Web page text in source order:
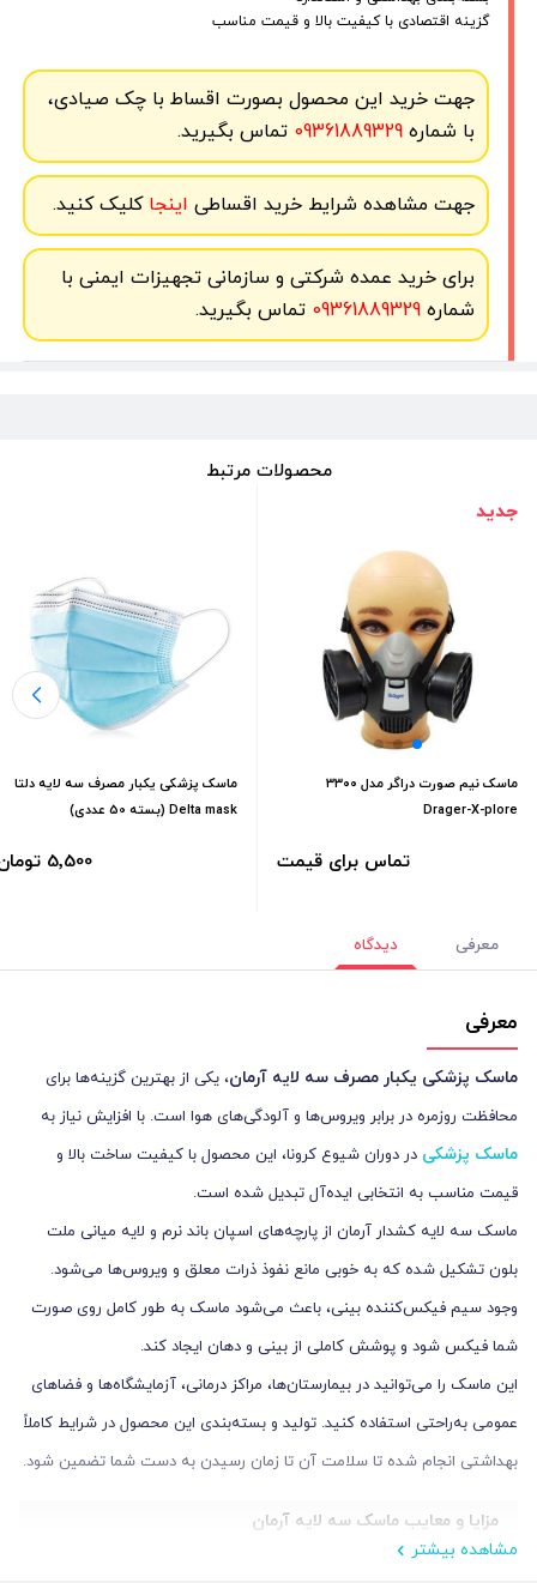
گزینه اقتصادی با کیفیت بالا و قیمت مناسب
جهت خرید این محصول بصورت اقساط با چک صیادی،
با شماره09361889329 تماس بگیرید.
جهت مشاهده شرایط خرید اقساطی اینجاکلیک کنید.
برای خرید عمده شرکتی و سازمانی تجهیزات ایمنی با
شماره09361889329 تماس بگیرید.
محصولات مرتبط
جدید
ماسک نیم صورت دراگر مدل ۳۳۰۰
Drager-X-plore
تماس برای قیمت
ماسک پزشکی یکبار مصرف سه لایه دلتا
Delta mask (بسته 50 عددی)
5٬500 تومان
معرفی دیدگاه
معرفی
ماسک پزشکی یکبار مصرف سه لایه آرمان، یکی از بهترین گزینه‌ها برای
محافظت روزمره در برابر ویروس‌ها و آلودگی‌های هوا است. با افزایش نیاز به
ماسک‌ پزشکی در دوران شیوع کرونا، این محصول با کیفیت ساخت بالا و
قیمت مناسب به انتخابی ایده‌آل تبدیل شده است.
ماسک سه لایه کشدار آرمان از پارچه‌های اسپان باند نرم و لایه میانی ملت
بلون تشکیل شده که به خوبی مانع نفوذ ذرات معلق و ویروس‌ها می‌شود.
وجود سیم فیکس‌کننده بینی، باعث می‌شود ماسک به طور کامل روی صورت
شما فیکس شود و پوشش کاملی از بینی و دهان ایجاد کند.
این ماسک را می‌توانید در بیمارستان‌ها، مراکز درمانی، آزمایشگاه‌ها و فضاهای
عمومی به‌راحتی استفاده کنید. تولید و بسته‌بندی این محصول در شرایط کاملاً
بهداشتی انجام شده تا سلامت آن تا زمان رسیدن به دست شما تضمین شود.
مزایا و معایب ماسک سه لایه آرمان
مشاهده بیشتر